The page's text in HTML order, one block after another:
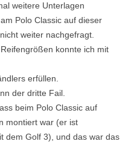
weitere Unterlagen
Polo Classic auf dieser
weiter nachgefragt.
konnte ich mit
erfüllen.
der dritte Fail.
beim Polo Classic auf
montiert war (er ist
dem Golf 3), und das war das